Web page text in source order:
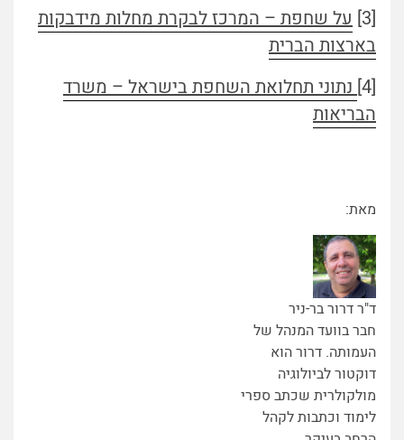
[3]
על שחפת – המרכז לבקרת מחלות מידבקות
בארצות הברית
[4] נתוני תחלואת השחפת בישראל – משרד
הבריאות
מאת:
ד"ר דרור בר-ניר
חבר בוועד המנהל של
העמותה. דרור הוא
דוקטור לביולוגיה
מולקולרית שכתב ספרי
לימוד וכתבות לקהל